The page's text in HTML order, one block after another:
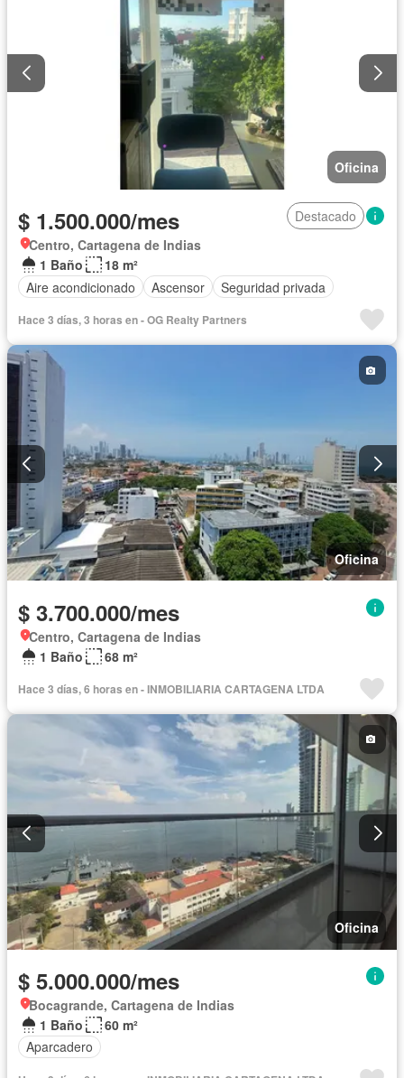
Oficina
$ 1.500.000/mes
Destacado
Centro, Cartagena de Indias
1 Baño
18 m²
Aire acondicionado
Ascensor Seguridad privada
Hace 3 días, 3 horas en - OG Realty Partners
Oficina
$ 3.700.000/mes
Centro, Cartagena de Indias
1 Baño
68 m²
Hace 3 días, 6 horas en - INMOBILIARIA CARTAGENA LTDA
Oficina
$ 5.000.000/mes
Bocagrande, Cartagena de Indias
1 Baño
60 m²
Aparcadero